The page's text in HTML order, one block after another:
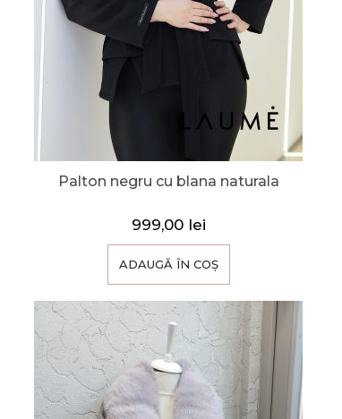
Palton negru cu blana naturala
999,00 lei
ADAUGĂ ÎN COȘ